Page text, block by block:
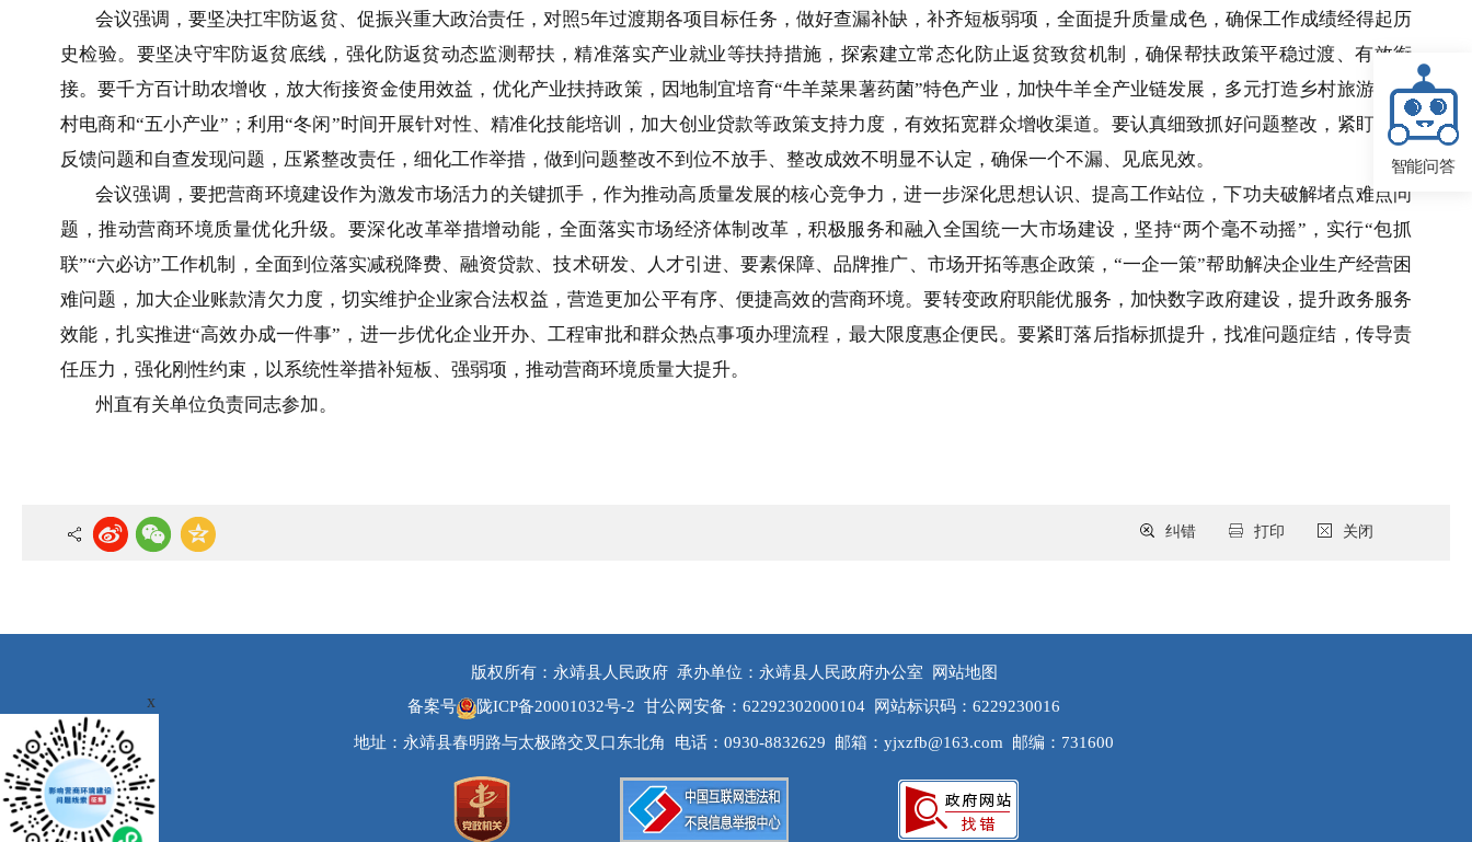
会议强调，要坚决扛牢防返贫、促振兴重大政治责任，对照5年过渡期各项目标任务，做好查漏补缺，补齐短板弱项，全面提升质量成色，确保工作成绩经得起历
史检验。要坚决守牢防返贫底线，强化防返贫动态监测帮扶，精准落实产业就业等扶持措施，探索建立常态化防止返贫致贫机制，确保帮扶政策平稳过渡、有效衔
接。要千方百计助农增收，放大衔接资金使用效益，优化产业扶持政策，因地制宜培育“牛羊菜果薯药菌”特色产业，加快牛羊全产业链发展，多元打造乡村旅游、农
村电商和“五小产业”；利用“冬闲”时间开展针对性、精准化技能培训，加大创业贷款等政策支持力度，有效拓宽群众增收渠道。要认真细致抓好问题整改，紧盯省考
反馈问题和自查发现问题，压紧整改责任，细化工作举措，做到问题整改不到位不放手、整改成效不明显不认定，确保一个不漏、见底见效。
会议强调，要把营商环境建设作为激发市场活力的关键抓手，作为推动高质量发展的核心竞争力，进一步深化思想认识、提高工作站位，下功夫破解堵点难点问
题，推动营商环境质量优化升级。要深化改革举措增动能，全面落实市场经济体制改革，积极服务和融入全国统一大市场建设，坚持“两个毫不动摇”，实行“包抓
联”“六必访”工作机制，全面到位落实减税降费、融资贷款、技术研发、人才引进、要素保障、品牌推广、市场开拓等惠企政策，“一企一策”帮助解决企业生产经营困
难问题，加大企业账款清欠力度，切实维护企业家合法权益，营造更加公平有序、便捷高效的营商环境。要转变政府职能优服务，加快数字政府建设，提升政务服务
效能，扎实推进“高效办成一件事”，进一步优化企业开办、工程审批和群众热点事项办理流程，最大限度惠企便民。要紧盯落后指标抓提升，找准问题症结，传导责
任压力，强化刚性约束，以系统性举措补短板、强弱项，推动营商环境质量大提升。
州直有关单位负责同志参加。
关闭
打印
纠错
版权所有：永靖县人民政府 承办单位：永靖县人民政府办公室
网站地图
备案号
陇ICP备20001032号-2 甘公网安备：62292302000104 网站标识码：6229230016
地址：永靖县春明路与太极路交叉口东北角 电话：0930-8832629 邮箱：yjxzfb@163.com 邮编：731600
智能问答
x